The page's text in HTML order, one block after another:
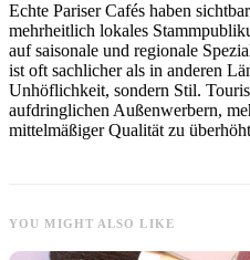
Echte Pariser Cafés haben
mehrheitlich lokales
auf saisonale und regionale
ist oft sachlicher als in anderen
Unhöflichkeit, sondern Stil.
aufdringlichen Außenwerbern,
mittelmäßiger Qualität zu
YOU MIGHT ALSO LIKE